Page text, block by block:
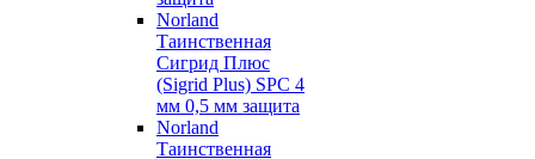
Norland
Таинственная
Сигрид Плюс
(Sigrid Plus) SPC 4
мм 0,5 мм защита
Norland
Таинственная